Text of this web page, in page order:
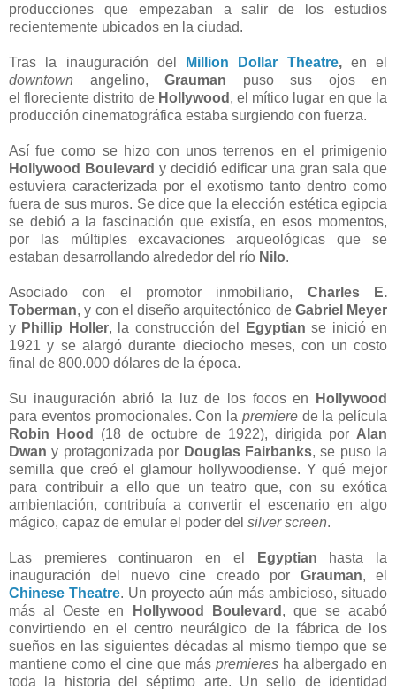
producciones que empezaban a salir de los estudios
recientemente ubicados en la ciudad.
Tras la inauguración del Million Dollar Theatre,en el
downtown angelino, Grauman puso sus ojos en
el floreciente distrito de Hollywood , el mítico lugar en que la
producción cinematográfica estaba surgiendo con fuerza.
Así fue como se hizo con unos terrenos en el primigenio
Hollywood Boulevard y decidió edificar una gran sala que
estuviera caracterizada por el exotismo tanto dentro como
fuera de sus muros. Se dice que la elección estética egipcia
se debió a la fascinación que existía, en esos momentos,
por las múltiples excavaciones arqueológicas que se
estaban desarrollando alrededor del río Nilo.
Asociado con el promotor inmobiliario, Charles E.
Toberman, y con el diseño arquitectónico de Gabriel Meyer
y Phillip Holler, la construcción del Egyptian se inició en
1921 y se alargó durante dieciocho meses, con un costo
final de 800.000 dólares de la época.
Su inauguración abrió la luz de los focos en
Hollywood
para eventos promocionales. Con la premierede la película
Robin Hood
(18 de octubre de 1922), dirigida por Alan
Dwan y protagonizada por Douglas Fairbanks, se puso la
semilla que creó el glamour hollywoodiense. Y qué mejor
para contribuir a ello que un teatro que, con su exótica
ambientación, contribuía a convertir el escenario en algo
mágico, capaz de emular el poder del silver screen.
Las premieres continuaron en el Egyptian hasta la
inauguración del nuevo cine creado por Grauman, el
Chinese Theatre. Un proyecto aún más ambicioso, situado
más al Oeste en
Hollywood Boulevard , que se acabó
convirtiendo en el centro neurálgico de la fábrica de los
sueños en las siguientes décadas al mismo tiempo que se
mantiene como el cine que máspremieres ha albergado en
toda la historia del séptimo arte. Un sello de identidad